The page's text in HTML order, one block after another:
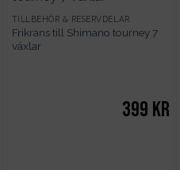
TILLBEHÖR & RESERVDELAR
Frikrans till Shimano tourney 7
växlar
399 kr